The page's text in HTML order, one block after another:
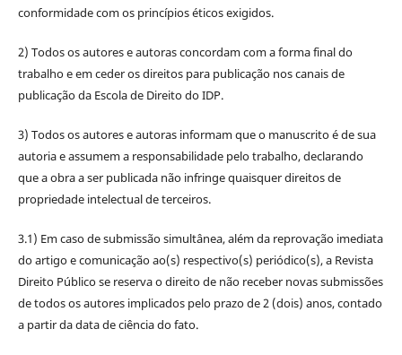
conformidade com os princípios éticos exigidos.
2) Todos os autores e autoras concordam com a forma final do
trabalho e em ceder os direitos para publicação nos canais de
publicação da Escola de Direito do IDP.
3) Todos os autores e autoras informam que o manuscrito é de sua
autoria e assumem a responsabilidade pelo trabalho, declarando
que a obra a ser publicada não infringe quaisquer direitos de
propriedade intelectual de terceiros.
3.1) Em caso de submissão simultânea, além da reprovação imediata
do artigo e comunicação ao(s) respectivo(s) periódico(s), a Revista
Direito Público se reserva o direito de não receber novas submissões
de todos os autores implicados pelo prazo de 2 (dois) anos, contado
a partir da data de ciência do fato.